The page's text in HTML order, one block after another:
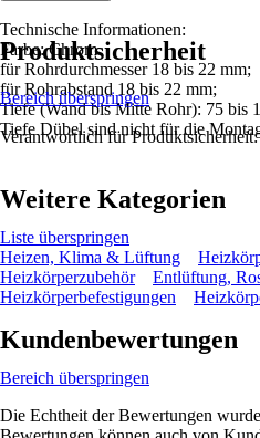
Technische Informationen:
Farbe: Chrom
für Rohrdurchmesser 18 bis 22 mm;
für Rohrabstand 18 bis 22 mm;
Tiefe (Wand bis Mitte Rohr): 75 bis
Tiefe Dübel sind nicht für die
Produktsicherheit
Bereich überspringen
Verantwortlich für
Weitere Kategorien
Liste überspringen
Heizen, Klima & Lüftung
Heizkörperzubehör
Entlüftung,
Heizkörperbefestigungen
Kundenbewertungen
Bereich überspringen
Die Echtheit der Bewertungen